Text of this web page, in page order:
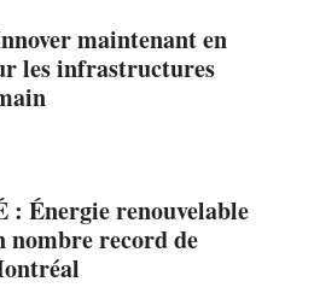
maintenant en
les infrastructures
Énergie renouvelable
nombre record de